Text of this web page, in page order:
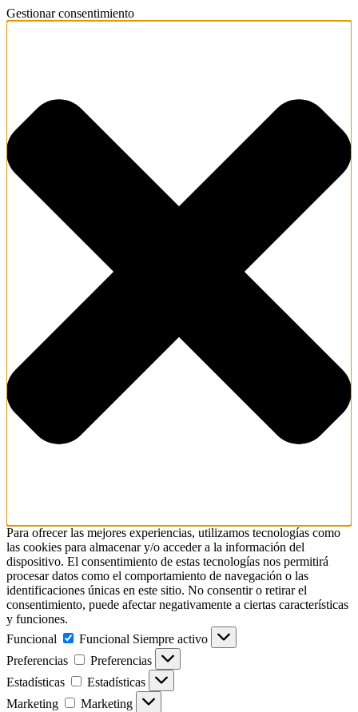
Gestionar consentimiento
Para ofrecer las mejores experiencias, utilizamos tecnologías como
las cookies para almacenar y/o acceder a la información del
dispositivo. El consentimiento de estas tecnologías nos permitirá
procesar datos como el comportamiento de navegación o las
identificaciones únicas en este sitio. No consentir o retirar el
consentimiento, puede afectar negativamente a ciertas características
y funciones.
Funcional
Funcional Siempre activo
Preferencias
Preferencias
Estadísticas
Estadísticas
Marketing
Marketing